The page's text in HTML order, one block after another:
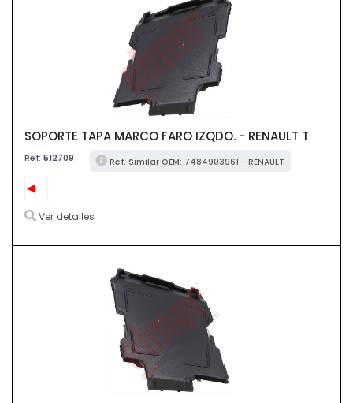
SOPORTE TAPA MARCO FARO IZQDO. - RENAULT T
Ref: 512709 Ref. Similar OEM: 7484903961 - RENAULT
Ver detalles